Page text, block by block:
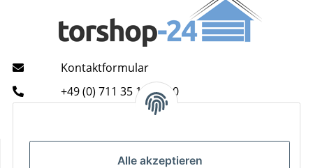
Alle akzeptieren
Kontaktformular
+49 (0) 711 35 13 16 00
Mo - Do: 9 - 13 & 14 - 16.00 Uhr
Informationen